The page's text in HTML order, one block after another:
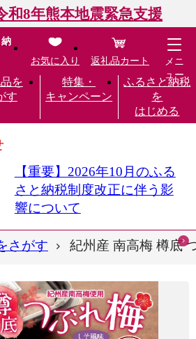
和8年熊本地震緊急支援
を
す
特集・
キャンペーン
ふるさと納税
を
はじめる
お気に入り 返礼品カート
メニ
ュー
【重要】2026年10月のふる
さと納税制度改正に伴う影
響について
さがす 紀州産 南高梅 樽底